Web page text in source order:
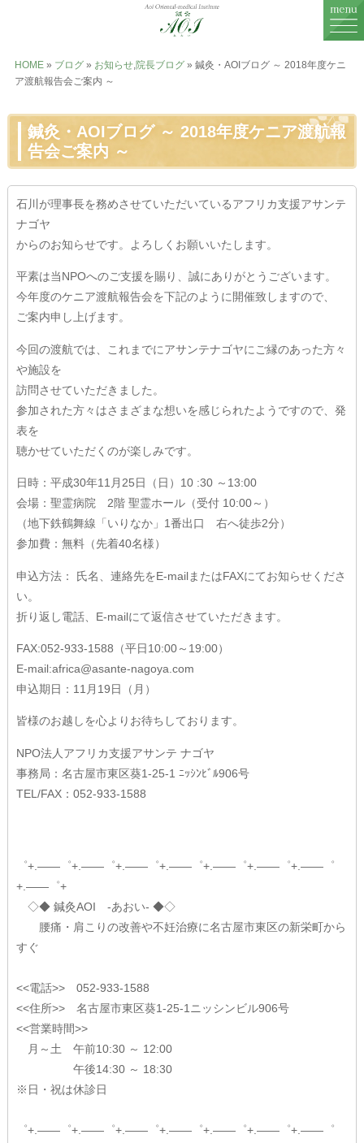
MENU
婦人科治療
不妊治療
症例一覧
症例に関するお話
料金表
鍼灸院紹介
スタッフ紹介
Q&A
お問い合わせ
社会貢献活動
AOI通信
フォトギャラリー
AOIブログ
HOME» ブログ» お知らせ, 院長ブログ» 鍼灸・AOIブログ ～ 2018年度ケニ
ア渡航報告会ご案内 ～
鍼灸・AOIブログ ～ 2018年度ケニア渡航報
告会ご案内 ～
石川が理事長を務めさせていただいているアフリカ支援アサンテ
ナゴヤ
からのお知らせです。よろしくお願いいたします。
平素は当NPOへのご支援を賜り、誠にありがとうございます。
今年度のケニア渡航報告会を下記のように開催致しますので、
ご案内申し上げます。
今回の渡航では、これまでにアサンテナゴヤにご縁のあった方々
や施設を
訪問させていただきました。
参加された方々はさまざまな想いを感じられたようですので、発
表を
聴かせていただくのが楽しみです。
日時：平成30年11月25日（日）10 :30 ～13:00
会場：聖霊病院 2階 聖霊ホール（受付 10:00～）
（地下鉄鶴舞線「いりなか」1番出口 右へ徒歩2分）
参加費：無料（先着40名様）
申込方法： 氏名、連絡先をE-mailまたはFAXにてお知らせくださ
い。
折り返し電話、E-mailにて返信させていただきます。
FAX:052-933-1588（平日10:00～19:00）
E-mail:africa@asante-nagoya.com
申込期日：11月19日（月）
皆様のお越しを心よりお待ちしております。
NPO法人アフリカ支援アサンテ ナゴヤ
事務局：名古屋市東区葵1-25-1 ﾆｯｼﾝﾋﾞﾙ906号
TEL/FAX：052-933-1588
゜+.――゜+.――゜+.――゜+.――゜+.――゜+.――゜+.――゜
+.――゜+
◇◆ 鍼灸AOI -あおい- ◆◇
腰痛・肩こりの改善や不妊治療に名古屋市東区の新栄町から
すぐ
<<電話>> 052-933-1588
<<住所>> 名古屋市東区葵1-25-1ニッシンビル906号
<<営業時間>>
月～土 午前10:30 ～ 12:00
午後14:30 ～ 18:30
※日・祝は休診日
゜+.――゜+.――゜+.――゜+.――゜+.――゜+.――゜+.――゜